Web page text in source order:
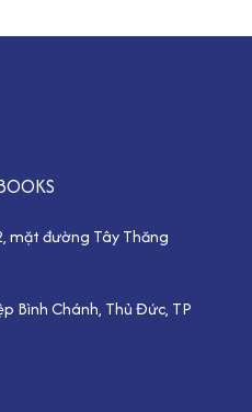
mặt đường Tây Thăng
Bình Chánh, Thủ Đức, TP